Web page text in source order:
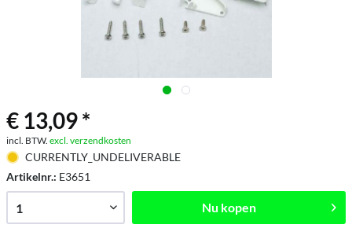
€ 13,09 *
incl. BTW. excl. verzendkosten
CURRENTLY_UNDELIVERABLE
Artikelnr.: E3651
Nu kopen